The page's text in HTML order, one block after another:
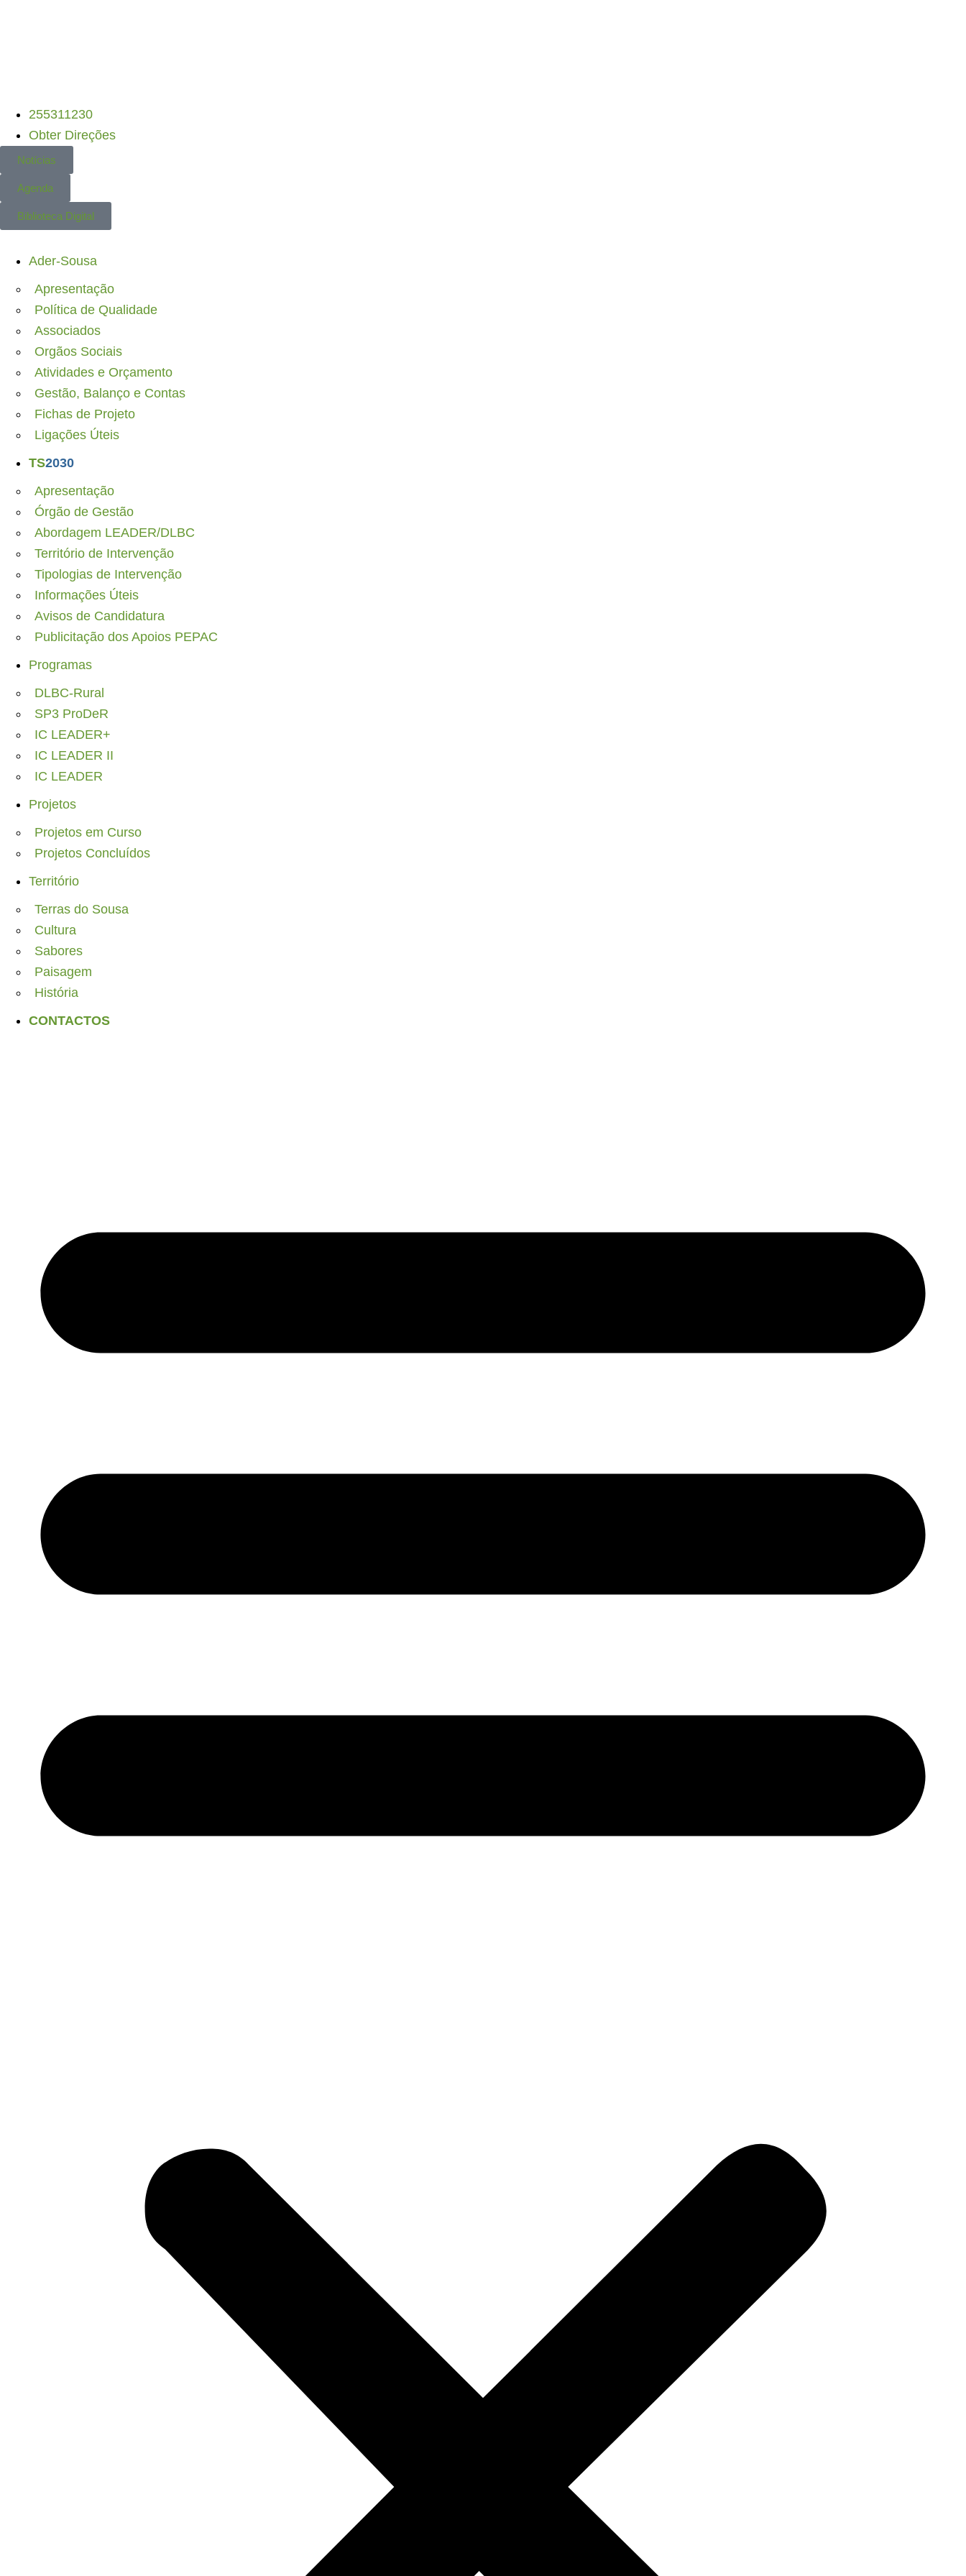
255311230
Obter Direções
Notícias
Agenda
Biblioteca Digital
Ader-Sousa
Apresentação
Política de Qualidade
Associados
Orgãos Sociais
Atividades e Orçamento
Gestão, Balanço e Contas
Fichas de Projeto
Ligações Úteis
TS2030
Apresentação
Órgão de Gestão
Abordagem LEADER/DLBC
Território de Intervenção
Tipologias de Intervenção
Informações Úteis
Avisos de Candidatura
Publicitação dos Apoios PEPAC
Programas
DLBC-Rural
SP3 ProDeR
IC LEADER+
IC LEADER II
IC LEADER
Projetos
Projetos em Curso
Projetos Concluídos
Território
Terras do Sousa
Cultura
Sabores
Paisagem
História
CONTACTOS